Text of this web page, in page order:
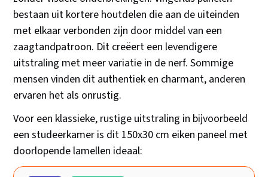
bestaan uit kortere houtdelen die aan de uiteinden
met elkaar verbonden zijn door middel van een
zaagtandpatroon. Dit creëert een levendigere
uitstraling met meer variatie in de nerf. Sommige
mensen vinden dit authentiek en charmant, anderen
ervaren het als onrustig.
Voor een klassieke, rustige uitstraling in bijvoorbeeld
een studeerkamer is dit 150x30 cm eiken paneel met
doorlopende lamellen ideaal: